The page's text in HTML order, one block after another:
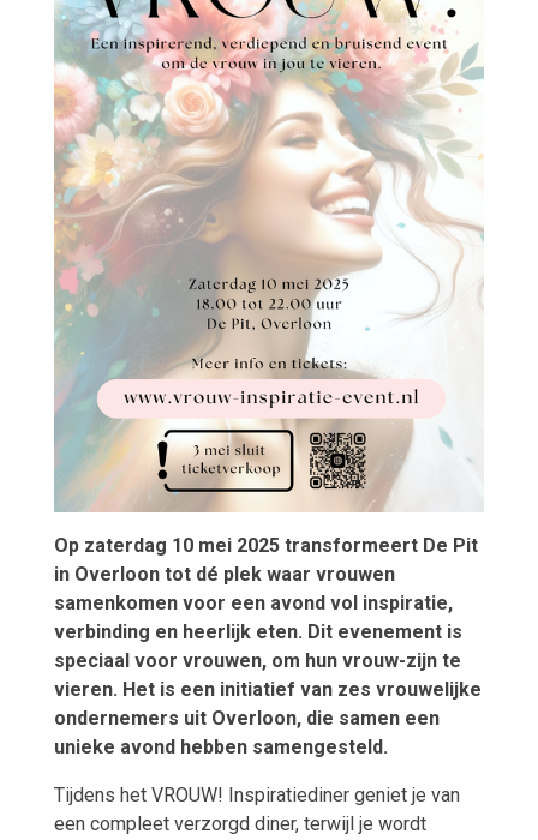
Op zaterdag 10 mei 2025 transformeert De Pit
in Overloon tot dé plek waar vrouwen
samenkomen voor een avond vol inspiratie,
verbinding en heerlijk eten. Dit evenement is
speciaal voor vrouwen, om hun vrouw-zijn te
vieren. Het is een initiatief van zes vrouwelijke
ondernemers uit Overloon, die samen een
unieke avond hebben samengesteld.
Tijdens het VROUW! Inspiratiediner geniet je van
een compleet verzorgd diner, terwijl je wordt